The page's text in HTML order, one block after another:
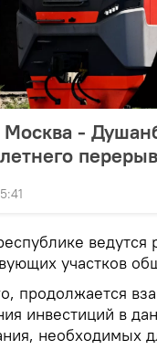
-
ведутся
участков
продолжается
инвестиций в
необходимых